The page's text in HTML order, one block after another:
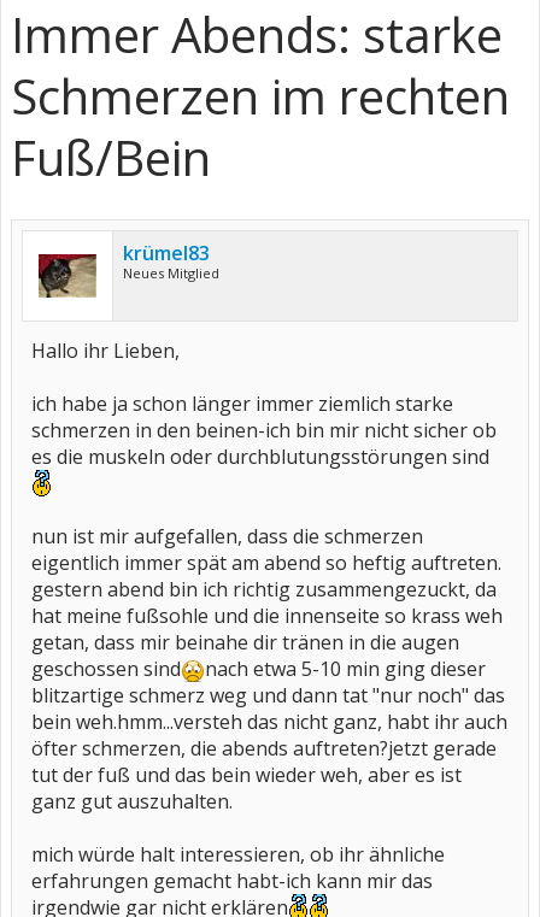
Immer Abends: starke
Schmerzen im rechten
Fuß/Bein
krümel83
Neues Mitglied
Hallo ihr Lieben,
ich habe ja schon länger immer ziemlich starke
schmerzen in den beinen-ich bin mir nicht sicher ob
es die muskeln oder durchblutungsstörungen sind
nun ist mir aufgefallen, dass die schmerzen
eigentlich immer spät am abend so heftig auftreten.
gestern abend bin ich richtig zusammengezuckt, da
hat meine fußsohle und die innenseite so krass weh
getan, dass mir beinahe dir tränen in die augen
geschossen sind
nach etwa 5-10 min ging dieser
blitzartige schmerz weg und dann tat "nur noch" das
bein weh.hmm...versteh das nicht ganz, habt ihr auch
öfter schmerzen, die abends auftreten?jetzt gerade
tut der fuß und das bein wieder weh, aber es ist
ganz gut auszuhalten.
mich würde halt interessieren, ob ihr ähnliche
erfahrungen gemacht habt-ich kann mir das
irgendwie gar nicht erklären